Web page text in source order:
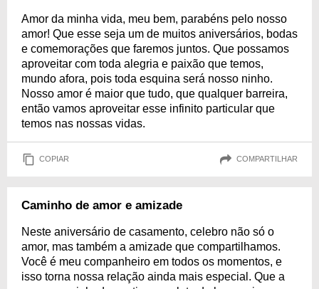
Amor da minha vida, meu bem, parabéns pelo nosso
amor! Que esse seja um de muitos aniversários, bodas
e comemorações que faremos juntos. Que possamos
aproveitar com toda alegria e paixão que temos,
mundo afora, pois toda esquina será nosso ninho.
Nosso amor é maior que tudo, que qualquer barreira,
então vamos aproveitar esse infinito particular que
temos nas nossas vidas.
COPIAR COMPARTILHAR
Caminho de amor e amizade
Neste aniversário de casamento, celebro não só o
amor, mas também a amizade que compartilhamos.
Você é meu companheiro em todos os momentos, e
isso torna nossa relação ainda mais especial. Que a